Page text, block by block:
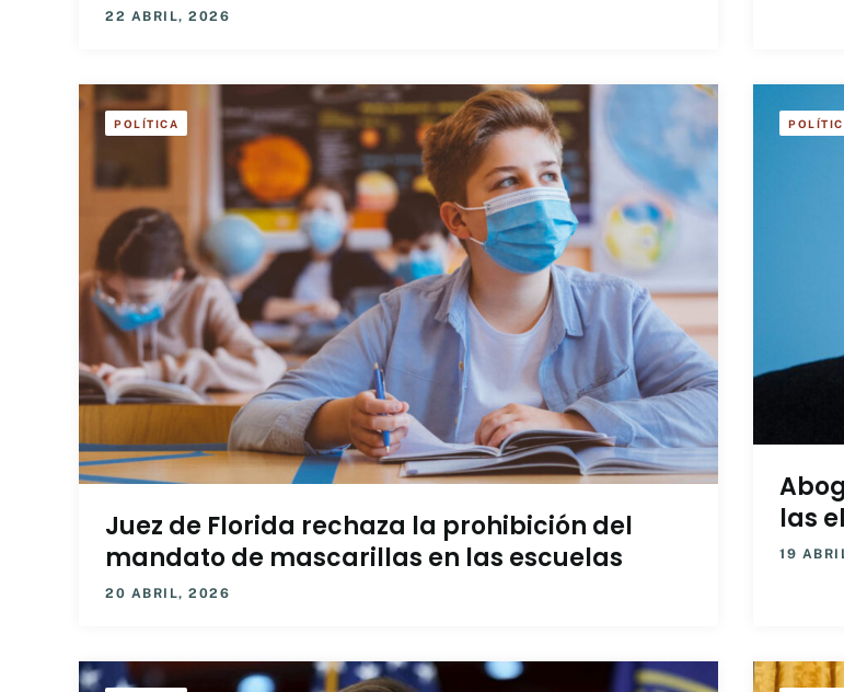
22 ABRIL, 2026
POLÍTICA
Juez de Florida rechaza la prohibición del
mandato de mascarillas en las escuelas
20 ABRIL, 2026
las
19